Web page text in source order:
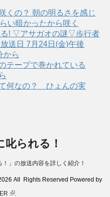
くの？ 朝の明るさを感じ
い暗かったから咲く
る! ▽アサガオの謎▽歩行者
送日 7月24日(金)午後
から
テープで巻かれている
何なの？ ひょんの実
られる！
」の放送内容を詳しく紹介！
All Rights Reserved Powered by
.